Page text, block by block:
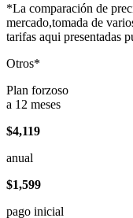
*La comparación de
mercado,tomada de
tarifas aqui presentadas
Otros*
Plan forzoso
a 12 meses
$4,119
anual
$1,599
pago inicial